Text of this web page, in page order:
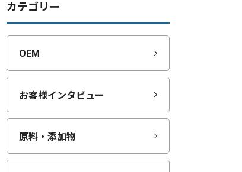
カテゴリー
OEM
お客様インタビュー
原料・添加物